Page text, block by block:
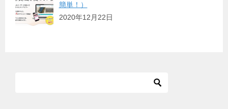
簡単！）
2020年12月22日